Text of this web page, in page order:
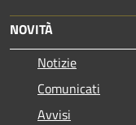
NOVITÀ
Notizie
Comunicati
Avvisi